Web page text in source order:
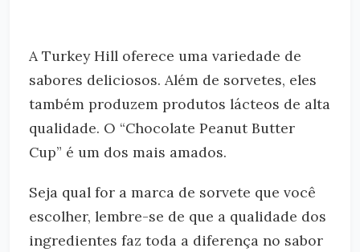
A Turkey Hill oferece uma variedade de
sabores deliciosos. Além de sorvetes, eles
também produzem produtos lácteos de alta
qualidade. O “Chocolate Peanut Butter
Cup” é um dos mais amados.
Seja qual for a marca de sorvete que você
escolher, lembre-se de que a qualidade dos
ingredientes faz toda a diferença no sabor